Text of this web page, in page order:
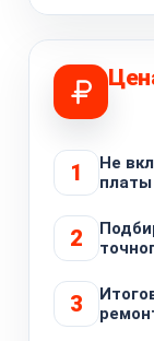
1
Не
платы
2
3